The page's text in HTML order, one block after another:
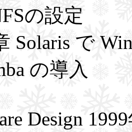
の設定
Solaris で
の導入
Design